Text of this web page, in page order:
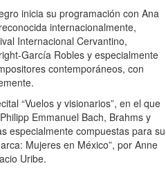
inicia su programación con Ana
internacionalmente,
Internacional Cervantino,
García Robles y especialmente
contemporáneos, con
“Vuelos y visionarios”, en el que
Emmanuel Bach, Brahms y
especialmente compuestas para su
Mujeres en México”, por Anne
Uribe.